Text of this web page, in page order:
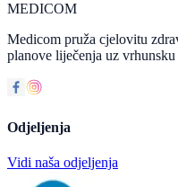
MEDICOM
Medicom pruža cjelovitu
planove liječenja uz
Odjeljenja
Vidi naša odjeljenja